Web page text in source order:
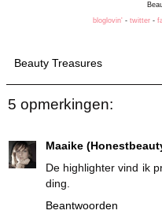
bloglovin' - twitter -
Beauty Treasures
5 opmerkingen:
Maaike
De highlighter vind ik
ding.
Beantwoorden